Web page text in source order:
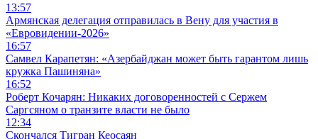
13:57
Армянская делегация отправилась в Вену для участия в
«Евровидении-2026»
16:57
Самвел Карапетян: «Азербайджан может быть гарантом лишь
кружка Пашиняна»
16:52
Роберт Кочарян: Никаких договоренностей с Сержем
Саргсяном о транзите власти не было
12:34
Скончался Тигран Кеосаян